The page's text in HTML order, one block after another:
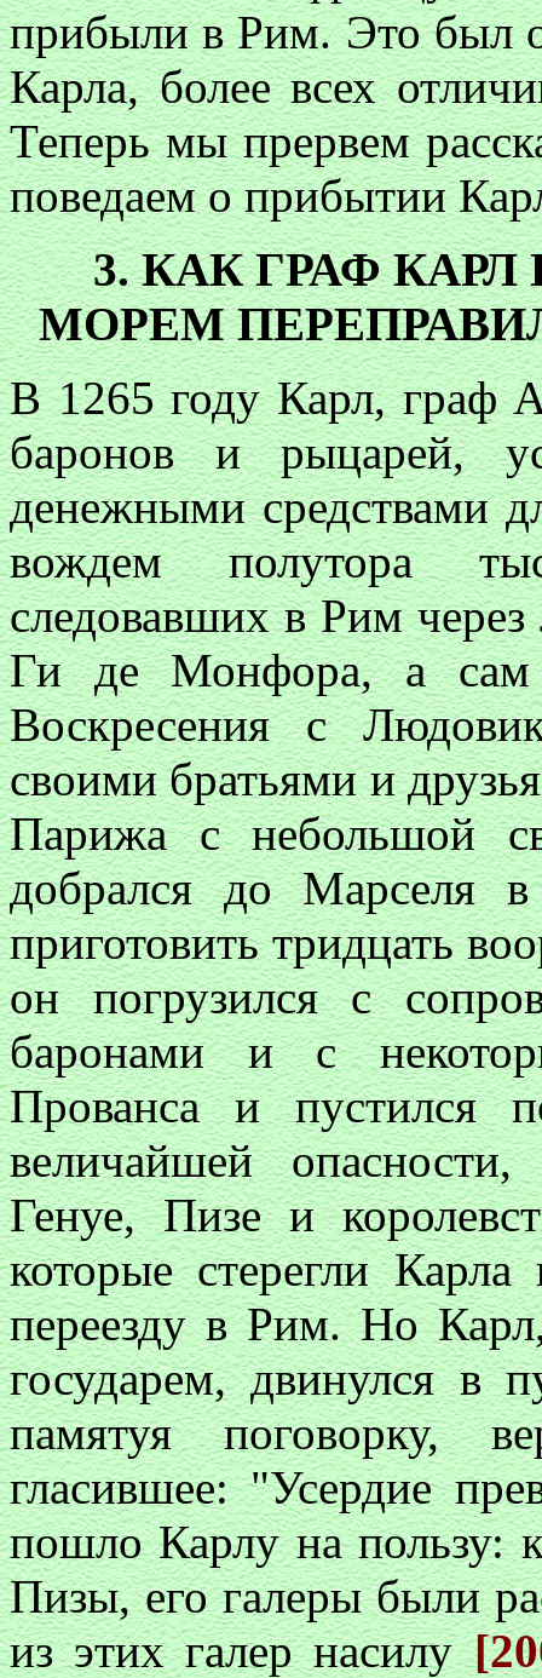
прибыли в Рим. Это был
Карла, более всех
Теперь мы прервем
поведаем о прибытии
3. КАК ГРАФ
МОРЕМ
В 1265 году Карл, граф
баронов и рыцарей,
денежными средствами
вождем полутора
следовавших в Рим
Ги де Монфора, а сам
Воскресения с
своими братьями и
Парижа с небольшой
добрался до Марселя в
приготовить тридцать
он погрузился с
баронами и с
Прованса и пустился
величайшей
Генуе, Пизе и
которые стерегли
переезду в Рим. Но
государем, двинулся в
памятуя поговорку,
гласившее: "Усердие
пошло Карлу на пользу:
Пизы, его галеры были
из этих галер насилу